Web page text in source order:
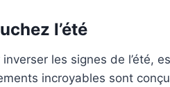
l’été
inverser les signes de l’été,
incroyables sont